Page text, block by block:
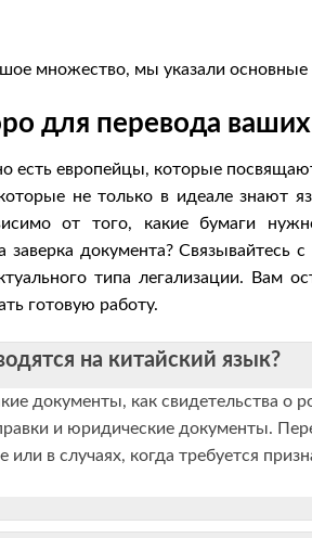
множество, мы указали основные
для перевода
есть европейцы, которые
не только в идеале знают
от того, какие бумаги
документа?
типа легализации. Вам
готовую работу.
на китайский язык?
документы, как свидетельства
и юридические документы.
в случаях, когда требуется